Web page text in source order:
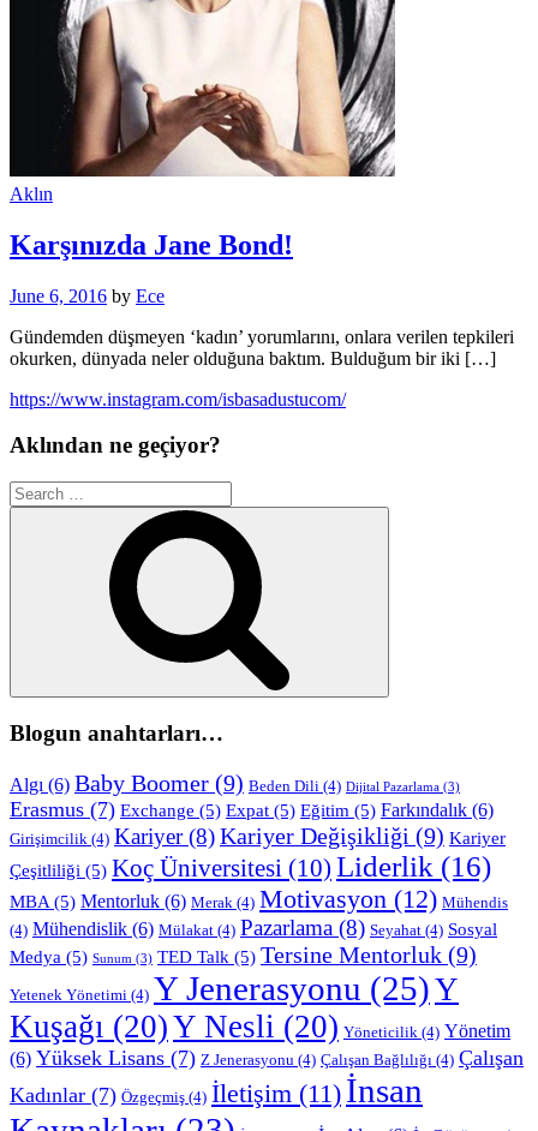
Aklın
Karşınızda Jane Bond!
June 6, 2016 by Ece
Gündemden düşmeyen ‘kadın’ yorumlarını, onlara verilen tepkileri
okurken, dünyada neler olduğuna baktım. Bulduğum bir iki […]
https://www.instagram.com/isbasadustucom/
Aklından ne geçiyor?
Search
for:
Blogun anahtarları…
Algı (6) Baby Boomer (9) Beden Dili (4) Dijital Pazarlama (3)
Erasmus (7) Exchange (5) Expat (5) Eğitim (5) Farkındalık (6)
Girişimcilik (4) Kariyer(8)Kariyer Değişikliği (9) Kariyer
Çeşitliliği (5) Koç Üniversitesi (10) Liderlik (16)
MBA (5) Mentorluk (6) Merak (4) Motivasyon (12) Mühendis
(4) Mühendislik (6) Mülakat (4) Pazarlama (8) Seyahat (4) Sosyal
Medya (5) Sunum (3) TED Talk (5) Tersine Mentorluk (9)
Yetenek Yönetimi (4) Y Jenerasyonu (25)Y
Kuşağı (20)Y Nesli (20) Yöneticilik (4) Yönetim
(6) Yüksek Lisans (7) Z Jenerasyonu (4) Çalışan Bağlılığı (4) Çalışan
Kadınlar (7) Özgeçmiş (4) İletişim (11) İnsan